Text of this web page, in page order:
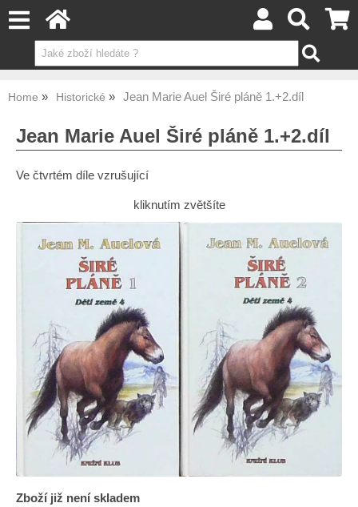
Home Historické Jean Marie Auel Širé pláně 1.+2.díl
Jean Marie Auel Širé pláně 1.+2.díl
Ve čtvrtém díle vzrušující
kliknutím zvětšíte
Zboží již není skladem